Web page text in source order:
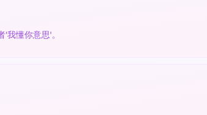
懂你意思'。